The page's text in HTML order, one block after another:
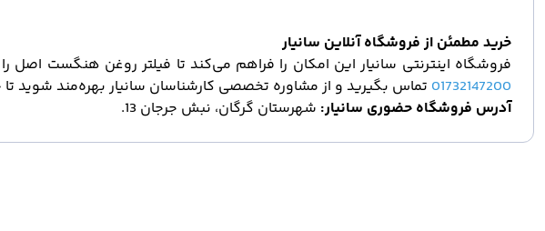
خرید مطمئن از فروشگاه آنلاین سانیار
فروشگاه اینترنتی سانیار این امکان را فراهم میکند تا فیلتر روغن هنگست اصل
01732147200 تماس بگیرید و از مشاوره تخصصی کارشناسان سانیار بهرهمند شوید
آدرس فروشگاه حضوری سانیار: شهرستان گرگان، نبش جرجان 13 .